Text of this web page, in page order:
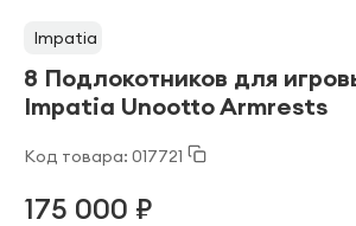
Impatia
8 Подлокотников для
Impatia Unootto Armrests
Код товара: 017721
175 000 ₽